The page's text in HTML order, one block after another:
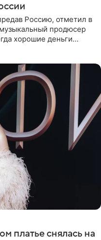
Россию, отметил в
продюсер
хорошие деньги
платье снялась на